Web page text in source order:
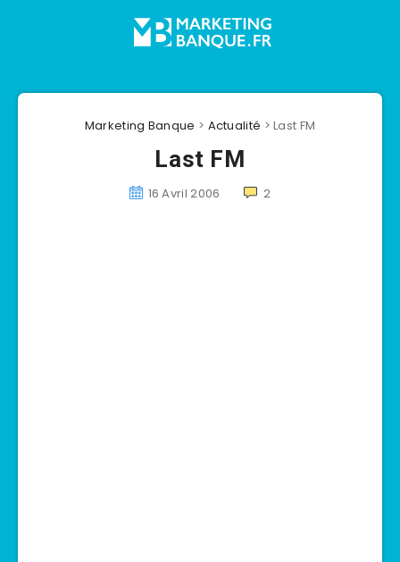
Marketing Banque > Actualité >Last FM
Last FM
16 Avril 2006 2